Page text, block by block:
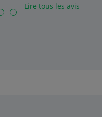
Lire tous les avis